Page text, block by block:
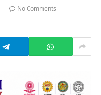
No Comments